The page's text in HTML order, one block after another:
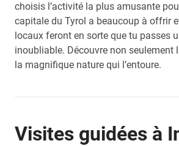
choisis l’activité la plus amusante
capitale du Tyrol a beaucoup à offrir
locaux feront en sorte que tu passes
inoubliable. Découvre non seulement
la magnifique nature qui l’entoure.
Visites guidées à